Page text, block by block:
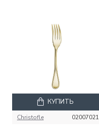
Christofle 02007021
КУПИТЬ